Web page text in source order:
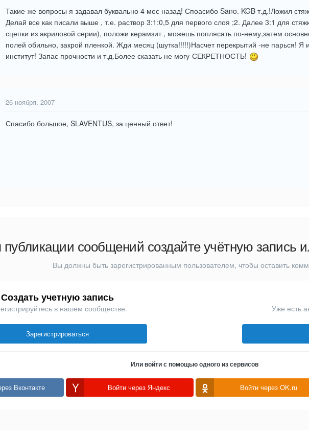
Такие-же вопросы я задавал буквально 4 мес назад! Споасибо Sano. KGB т.д.!Ложил
Делай все как писали выше , т.е. раствор 3:1:0,5 для первого слоя ;2. Далее 3:1 для
сцепки из акриловой серии), положи керамзит , можешь поплясать по-нему,затем
полей обильно, закрой пленкой. Жди месяц (шутка!!!!!)Насчет перекрытий -не парься! Я
институт! Запас прочности и т.д.Более сказать не могу-СЕКРЕТНОСТЬ!
26 ноября, 2007
Спасибо большое, SLAVENTUS, за ценный ответ!
сообщений создайте учётную запись
Вы должны быть зарегистрированным пользователем, чтобы оставить
Создать учетную запись
в нашем сообществе.
Зарегистрироваться
Уже есть
Или войти с помощью одного из сервисов
Вконтакте Войти через Яндекс Войти через OK.ru